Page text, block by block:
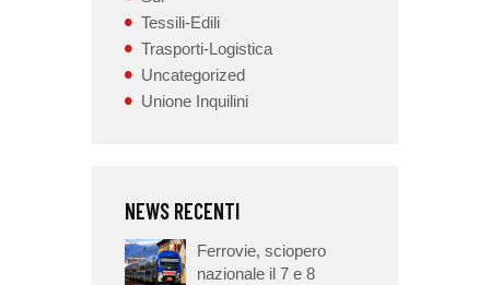
Tessili-Edili
Trasporti-Logistica
Uncategorized
Unione Inquilini
NEWS RECENTI
Ferrovie, sciopero
nazionale il 7 e 8